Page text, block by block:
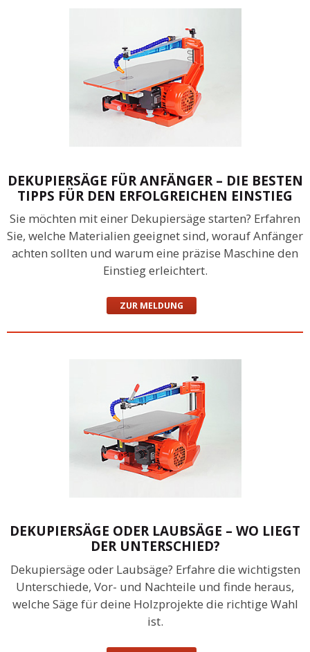
DEKUPIERSÄGE FÜR ANFÄNGER – DIE BESTEN
TIPPS FÜR DEN ERFOLGREICHEN EINSTIEG
Sie möchten mit einer Dekupiersäge starten? Erfahren
Sie, welche Materialien geeignet sind, worauf Anfänger
achten sollten und warum eine präzise Maschine den
Einstieg erleichtert.
ZUR MELDUNG
DEKUPIERSÄGE ODER LAUBSÄGE – WO LIEGT
DER UNTERSCHIED?
Dekupiersäge oder Laubsäge? Erfahre die wichtigsten
Unterschiede, Vor- und Nachteile und finde heraus,
welche Säge für deine Holzprojekte die richtige Wahl
ist.